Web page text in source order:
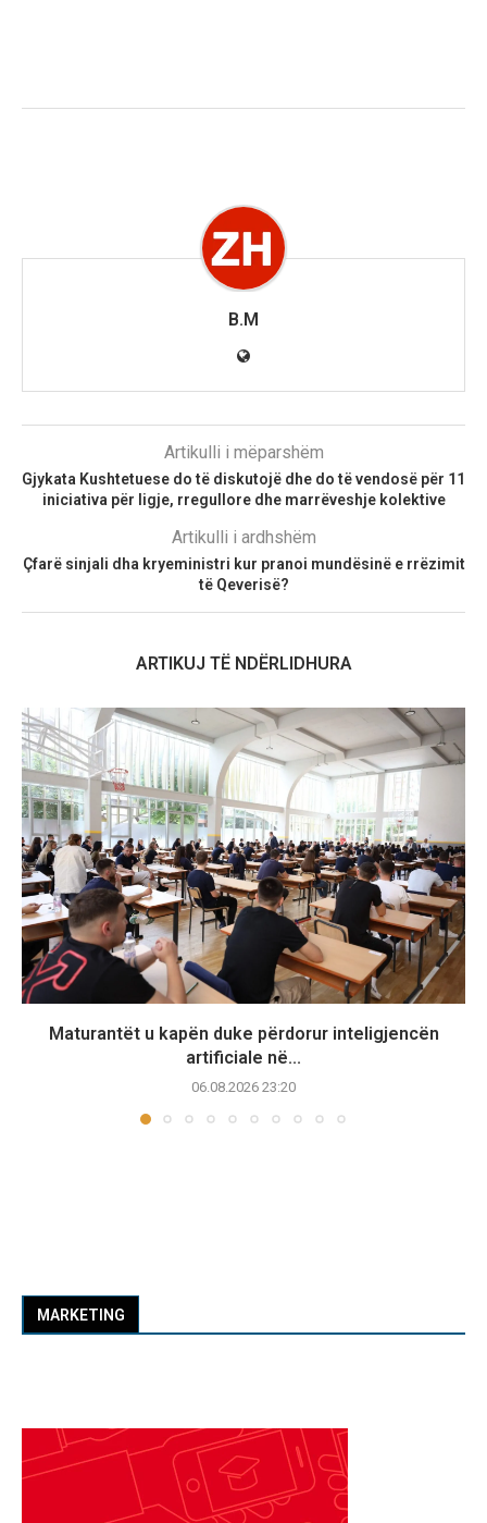
B.M
Artikulli i mëparshëm
Gjykata Kushtetuese do të diskutojë dhe do të vendosë për 11
iniciativa për ligje, rregullore dhe marrëveshje kolektive
Artikulli i ardhshëm
Çfarë sinjali dha kryeministri kur pranoi mundësinë e rrëzimit
të Qeverisë?
ARTIKUJ TË NDËRLIDHURA
Maturantët u kapën duke përdorur inteligjencën
artificiale në...
06.08.2026 23:20
MARKETING